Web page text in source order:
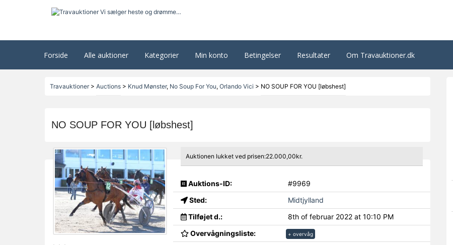
Forside Alle auktioner Kategorier Min konto Betingelser Resultater Om Travauktioner.dk
Travauktioner> Auctions> Knud Mønster, No Soup For You, Orlando Vici > NO SOUP FOR YOU [løbshest]
NO SOUP FOR YOU [løbshest]
Auktionen lukket ved prisen:22.000,00kr.
Auktions-ID:
#9969
Sted:
Midtjylland
Tilføjet d.:
8th of februar 2022 at 10:10 PM
Overvågningsliste:
+ overvåg